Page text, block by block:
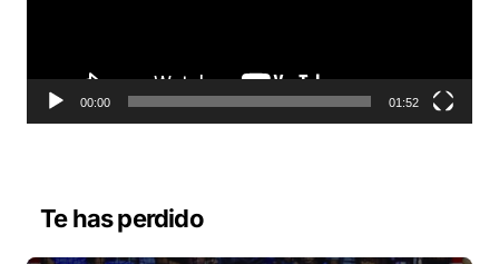
t
r
d
00:00 01:52
Te has perdido